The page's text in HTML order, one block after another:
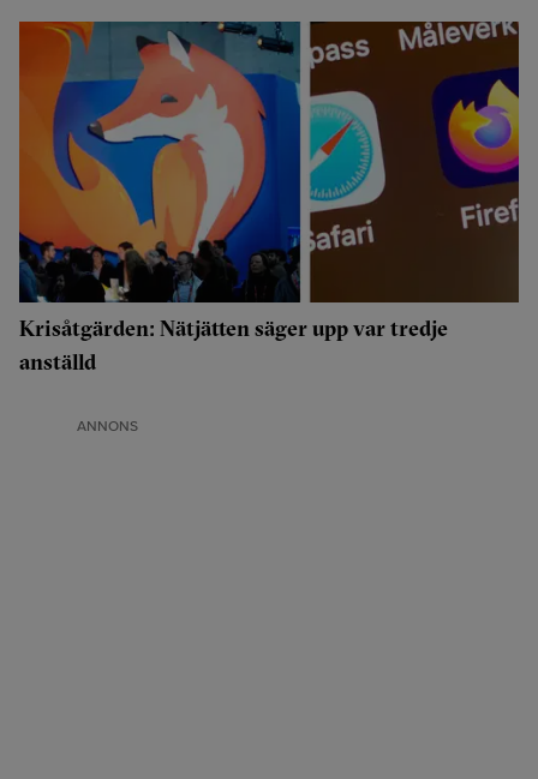
Krisåtgärden: Nätjätten säger upp var tredje
anställd
ANNONS